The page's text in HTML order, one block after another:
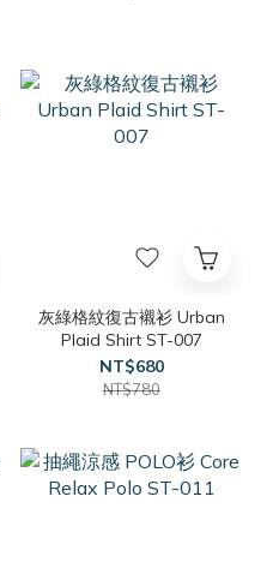
灰綠格紋復古襯衫 Urban
Plaid Shirt ST-007
NT$680
NT$780